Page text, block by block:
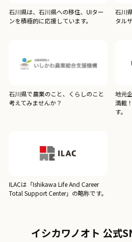
石川県は、石川県への移住、UIター
ンを積極的に応援しています。
石川
タル
石川県で農業のこと、くらしのこと
考えてみませんか？
地元
満載
す。
ILACは「Ishikawa Life And Career
Total Support Center」の略称です。
イシカワノオト 公式